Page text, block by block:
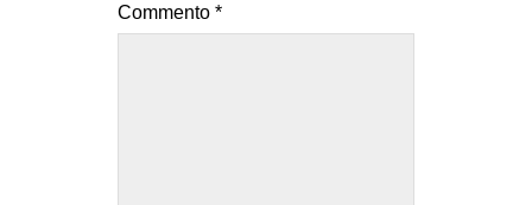
Commento *